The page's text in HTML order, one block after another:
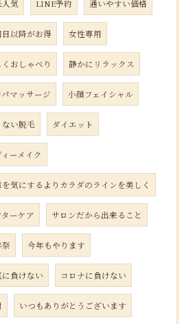
気 LINE予約 通いやすい価格
目以降がお得 女性専用
おしゃべり 静かにリラックス
パマッサージ 小顔フェイシャル
い脱毛 ダイエット
ーメイク
気にするよりカラダのラインを美しく
ーケア サロンだから出来ること
祭 今年もやります
負けない コロナに負けない
いつもありがとうございます